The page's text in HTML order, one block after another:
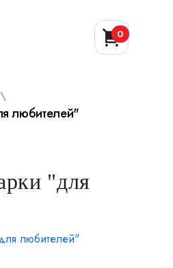
звонок 0
\
любителей"
"для